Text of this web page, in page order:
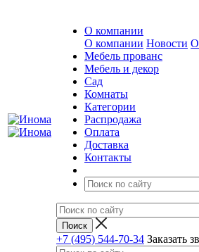
О компании
О компании Новости
Мебель прованс
Мебель и декор
Сад
Комнаты
Категории
Распродажа
Оплата
Доставка
Контакты
+7 (495) 544-70-34 Заказать